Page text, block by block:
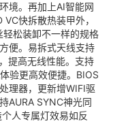
境。再加上AI智能网
快拆散热装甲外，
松装卸不一样的规格
便。易拆式天线支持
提高无线性能。支持
验更高效便捷。BIOS
理器，更新增WIFI驱
AURA SYNC神光同
人专属灯效易如反